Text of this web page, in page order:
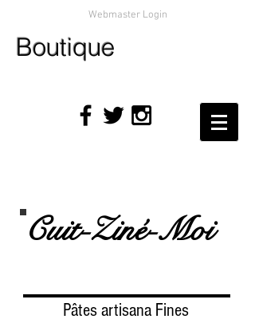
Webmaster Login
Boutique
Cuit-Ziné-Moi
Pâtes artisana Fines